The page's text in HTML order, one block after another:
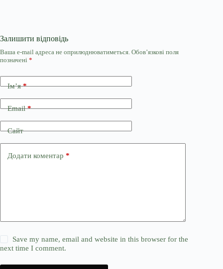
Залишити відповідь
Ваша e-mail адреса не оприлюднюватиметься. Обов’язкові поля
позначені *
Ім’я*
Email*
Сайт
Додати коментар *
Save my name, email and website in this browser for the
next time I comment.